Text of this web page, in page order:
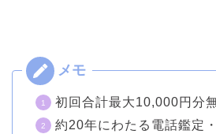
初回合計最大10,000円分
約20年にわたる電話鑑定